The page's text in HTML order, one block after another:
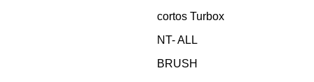
cortos Turbox
NT- ALL
BRUSH